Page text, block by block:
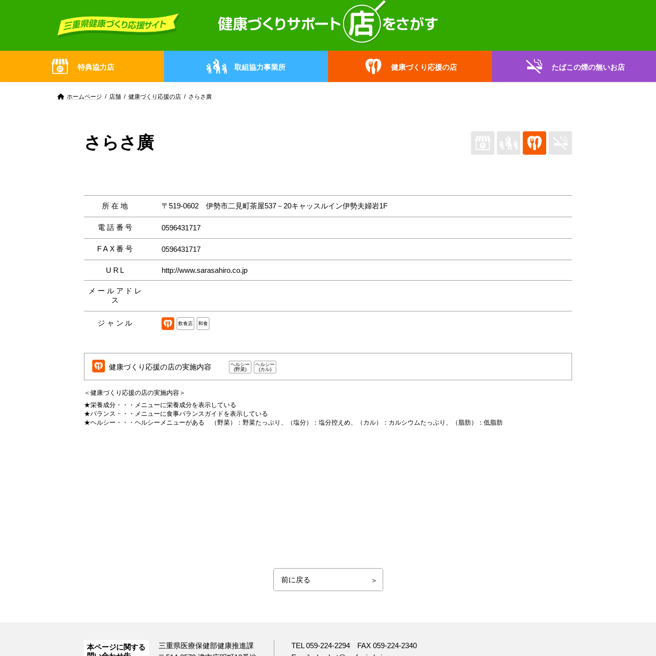
特典協力店 取組協力事業所 健康づくり応援の店 たばこの煙の無いお店
ホームページ 店舗 健康づくり応援の店 さらさ廣
さらさ廣
所在地 〒519-0602 伊勢市二見町茶屋537－20キャッスルイン伊勢夫婦岩1F
電話番号 0596431717
FAX番号 0596431717
URL http://www.sarasahiro.co.jp
メールアドレ
ス
ジャンル 飲食店 和食
健康づくり応援の店の実施内容
ヘルシー
(野菜)
ヘルシー
(カル)
＜健康づくり応援の店の実施内容＞
★栄養成分・・・ メニューに栄養成分を表示している
★バランス・・・ メニューに食事バランスガイドを表示している
★ヘルシー・・・ ヘルシーメニューがある （野菜）：野菜たっぷり、 （塩分）：塩分控えめ、 （カル）：カルシウムたっぷり、 （脂肪）：低脂肪
前に戻る
本ページに関する
三重県医療保健部健康推進課
TEL 059-224-2294
FAX 059-224-2340